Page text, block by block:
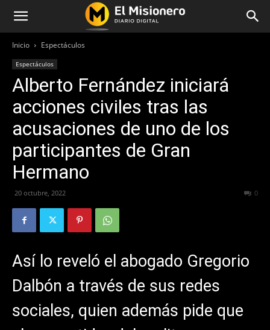
Inicio Espectáculos
Espectáculos
Alberto Fernández iniciará
acciones civiles tras las
acusaciones de uno de los
participantes de Gran
Hermano
20 octubre, 2022 0
Así lo reveló el abogado Gregorio
Dalbón a través de sus redes
sociales, quien además pide que